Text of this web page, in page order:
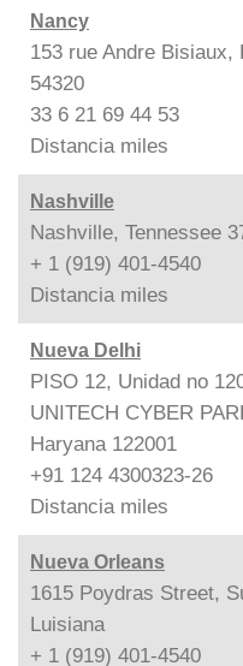
Nancy
153 rue Andre
54320
33 6 21 69 44 53
Distancia miles
Nashville
Nashville, Tennessee
+ 1 (919) 401-4540
Distancia miles
Nueva Delhi
PISO 12, Unidad no
UNITECH CYBER
Haryana 122001
+91 124 4300323-26
Distancia miles
Nueva Orleans
1615 Poydras Street,
Luisiana
+ 1 (919) 401-4540